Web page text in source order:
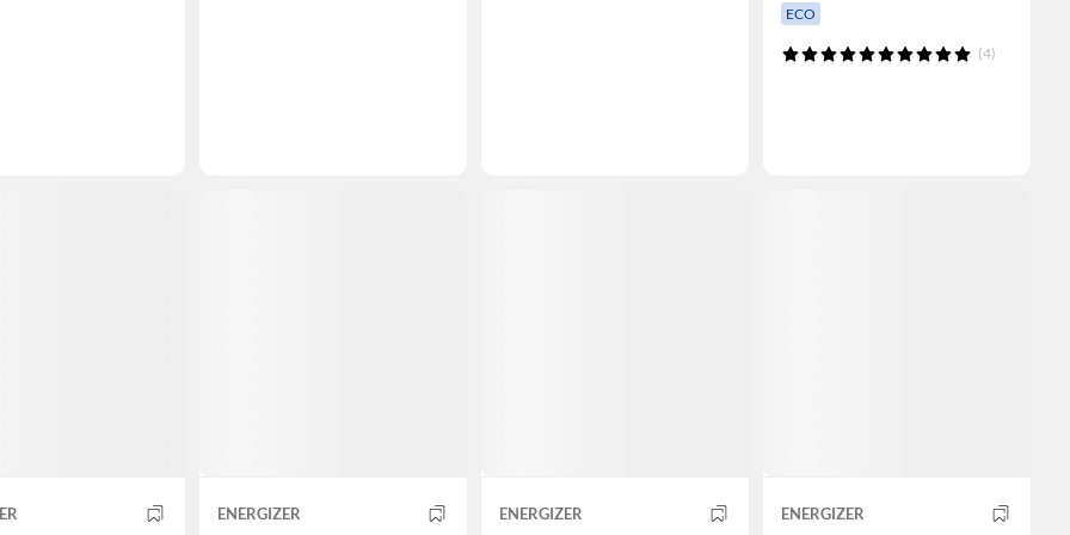
ECO
(4)
ENERGIZER ENERGIZER ENERGIZER